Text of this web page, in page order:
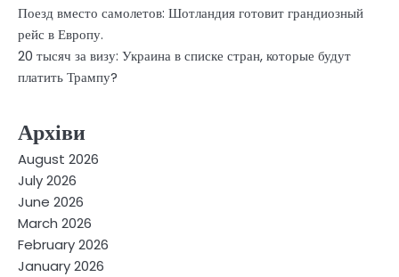
Поезд вместо самолетов: Шотландия готовит грандиозный
рейс в Европу.
20 тысяч за визу: Украина в списке стран, которые будут
платить Трампу?
Архіви
August 2026
July 2026
June 2026
March 2026
February 2026
January 2026